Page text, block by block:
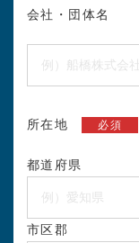
会社・団体名
所在地 必須
都道府県
市区郡